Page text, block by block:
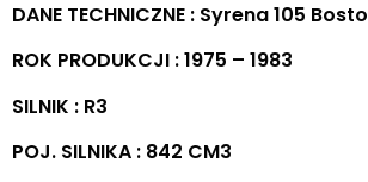
DANE TECHNICZNE : Syrena 105 Bosto
ROK PRODUKCJI : 1975 – 1983
SILNIK : R3
POJ. SILNIKA : 842 CM3